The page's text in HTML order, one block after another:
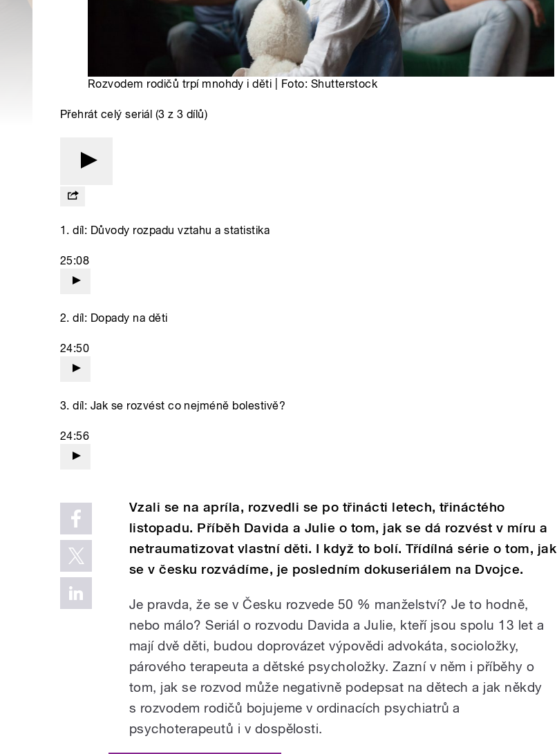
Rozvodem rodičů trpí mnohdy i děti | Foto: Shutterstock
Přehrát celý seriál (3 z 3 dílů)
1. díl: Důvody rozpadu vztahu a statistika
25:08
2. díl: Dopady na děti
24:50
3. díl: Jak se rozvést co nejméně bolestivě?
24:56
Vzali se na apríla, rozvedli se po třinácti letech, třináctého
listopadu. Příběh Davida a Julie o tom, jak se dá rozvést v míru a
netraumatizovat vlastní děti. I když to bolí. Třídílná série o tom, jak
se v česku rozvádíme, je posledním dokuseriálem na Dvojce.
Je pravda, že se v Česku rozvede 50 % manželství? Je to hodně,
nebo málo? Seriál o rozvodu Davida a Julie, kteří jsou spolu 13 let a
mají dvě děti, budou doprovázet výpovědi advokáta, socioložky,
párového terapeuta a dětské psycholožky. Zazní v něm i příběhy o
tom, jak se rozvod může negativně podepsat na dětech a jak někdy
s rozvodem rodičů bojujeme v ordinacích psychiatrů a
psychoterapeutů i v dospělosti.